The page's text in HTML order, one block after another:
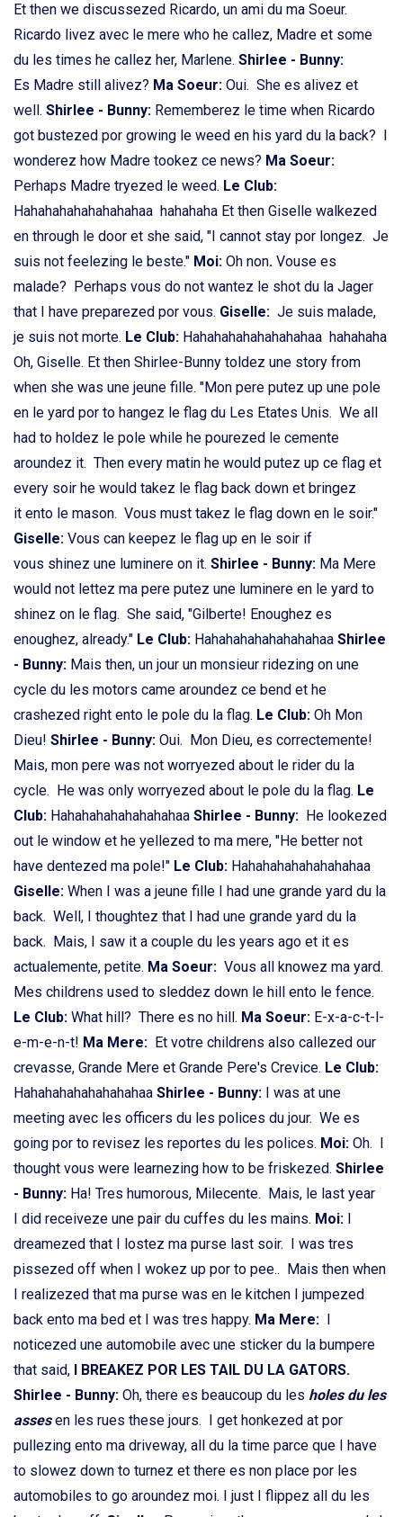
Et then we discussezed Ricardo, un ami du ma Soeur.
Ricardo livez avec le mere who he callez, Madre et some
du les times he callez her, Marlene. Shirlee - Bunny:
Es Madre still alivez? Ma Soeur: Oui. She es alivez et
well. Shirlee - Bunny: Rememberez le time when Ricardo
got bustezed por growing le weed en his yard du la back? I
wonderez how Madre tookez ce news? Ma Soeur:
Perhaps Madre tryezed le weed. Le Club:
Hahahahahahahahahaa hahahaha Et then Giselle walkezed
en through le door et she said, "I cannot stay por longez. Je
suis not feelezing le beste." Moi: Oh non. Vouse es
malade? Perhaps vous do not wantez le shot du la Jager
that I have preparezed por vous. Giselle: Je suis malade,
je suis not morte. Le Club: Hahahahahahahahahaa hahahaha
Oh, Giselle. Et then Shirlee-Bunny toldez une story from
when she was une jeune fille. "Mon pere putez up une pole
en le yard por to hangez le flag du Les Etates Unis. We all
had to holdez le pole while he pourezed le cemente
aroundez it. Then every matin he would putez up ce flag et
every soir he would takez le flag back down et bringez
it ento le mason. Vous must takez le flag down en le soir."
Giselle: Vous can keepez le flag up en le soir if
vous shinez une luminere on it. Shirlee - Bunny: Ma Mere
would not lettez ma pere putez une luminere en le yard to
shinez on le flag. She said, "Gilberte! Enoughez es
enoughez, already." Le Club: Hahahahahahahahahaa Shirlee
- Bunny: Mais then, un jour un monsieur ridezing on une
cycle du les motors came aroundez ce bend et he
crashezed right ento le pole du la flag. Le Club: Oh Mon
Dieu! Shirlee - Bunny: Oui. Mon Dieu, es correctemente!
Mais, mon pere was not worryezed about le rider du la
cycle. He was only worryezed about le pole du la flag. Le
Club: Hahahahahahahahahaa Shirlee - Bunny: He lookezed
out le window et he yellezed to ma mere, "He better not
have dentezed ma pole!" Le Club: Hahahahahahahahahaa
Giselle: When I was a jeune fille I had une grande yard du la
back. Well, I thoughtez that I had une grande yard du la
back. Mais, I saw it a couple du les years ago et it es
actualemente, petite. Ma Soeur: Vous all knowez ma yard.
Mes childrens used to sleddez down le hill ento le fence.
Le Club: What hill? There es no hill. Ma Soeur: E-x-a-c-t-l-
e-m-e-n-t! Ma Mere: Et votre childrens also callezed our
crevasse, Grande Mere et Grande Pere's Crevice. Le Club:
Hahahahahahahahahaa Shirlee - Bunny: I was at une
meeting avec les officers du les polices du jour. We es
going por to revisez les reportes du les polices. Moi: Oh. I
thought vous were learnezing how to be friskezed. Shirlee
- Bunny: Ha! Tres humorous, Milecente. Mais, le last year
I did receiveze une pair du cuffes du les mains. Moi:
dreamezed that I lostez ma purse last soir. I was tres
pissezed off when I wokez up por to pee.. Mais then when
I realizezed that ma purse was en le kitchen I jumpezed
back ento ma bed et I was tres happy. Ma Mere:
noticezed une automobile avec une sticker du la bumpere
that said,
I BREAKEZ POR LES TAIL DU LA GATORS.
Shirlee - Bunny: Oh, there es beaucoup du les holes du les
asses en les rues these jours. I get honkezed at por
pullezing ento ma driveway, all du la time parce que I have
to slowez down to turnez et there es non place por les
automobiles to go aroundez moi. I just I flippez all du les